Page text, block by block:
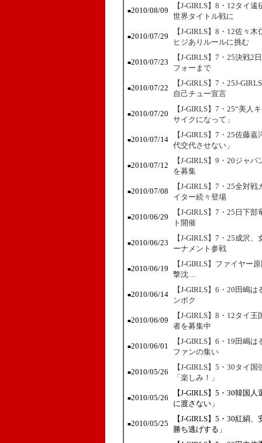
■2010/08/09
【J-GIRLS】8・12タイ
世界タイトル戦に
■2010/07/29
【J-GIRLS】8・12佐々
ヒジありルールに挑む
■2010/07/23
【J-GIRLS】7・25決戦
フォーまで
■2010/07/22
【J-GIRLS】7・25J-
自己チュー宣言
■2010/07/20
【J-GIRLS】7・25“美人
サイクになって」
■2010/07/14
【J-GIRLS】7・25佐藤
代交代させない」
■2010/07/12
【J-GIRLS】9・20ジャ
を募集
■2010/07/08
【J-GIRLS】7・25全対
イター続々登場
■2010/06/29
【J-GIRLS】7・25日下
ト開催
■2010/06/23
【J-GIRLS】7・25成沢
ーナメント参戦
■2010/06/19
【J-GIRLS】ファイヤー
撃沈…
■2010/06/14
【J-GIRLS】6・20田嶋
ンボク
■2010/06/09
【J-GIRLS】8・12タイ
者を募集中
■2010/06/01
【J-GIRLS】6・19田嶋
ファンの集い
■2010/05/26
【J-GIRLS】5・30タイ
「楽しみ！」
■2010/05/26
【J-GIRLS】5・30韓国
に渡さない」
■2010/05/25
【J-GIRLS】5・30紅絹
勝ち逃げする」